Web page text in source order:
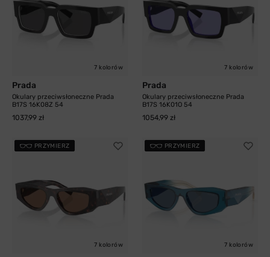
7 kolorów
Prada
Okulary przeciwsłoneczne Prada
B17S 16K08Z 54
1037,99 zł
7 kolorów
Prada
Okulary przeciwsłoneczne Prada
B17S 16K01O 54
1054,99 zł
PRZYMIERZ
7 kolorów
PRZYMIERZ
7 kolorów